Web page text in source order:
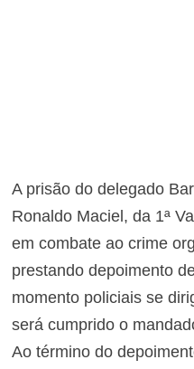
A prisão do delegado
Ronaldo Maciel, da 1ª
em combate ao crime
prestando depoimento
momento policiais se
será cumprido o
Ao término do